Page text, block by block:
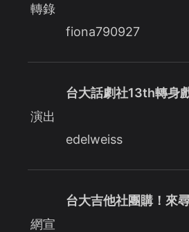
轉錄
fiona790927
演出
台大話劇社13th轉身
edelweiss
網宣
台大吉他社團購！來